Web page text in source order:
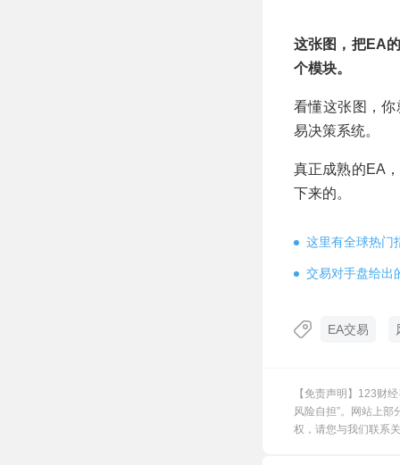
这张图，把EA
个模块。
看懂这张图，你
易决策系统。
真正成熟的EA
下来的。
这里有全球热门
交易对手盘给出
EA交易
【免责声明】123财
风险自担”。网站上
权，请您与我们联系